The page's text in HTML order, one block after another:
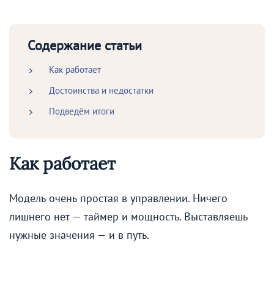
Содержание статьи
Как работает
Достоинства и недостатки
Подведём итоги
Как работает
Модель очень простая в управлении. Ничего
лишнего нет — таймер и мощность. Выставляешь
нужные значения — и в путь.